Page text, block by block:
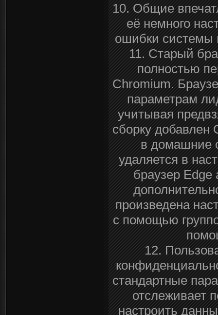
10. Общие
её немного
ошибки системы
11. Старый
полностью
Chromium.
параметрам
учитывая
сборку добавлен
в домашние
удаляется в
браузер Edge
произведена
с помощью
12.
стандартные
отслеживает
настроить